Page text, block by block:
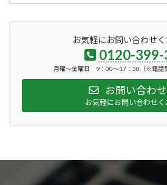
お気軽にお問い合わせく
0120-399-
月曜～金曜日 9：00～17：30（※電話
お問い合わせ
お気軽にお問い合わせ